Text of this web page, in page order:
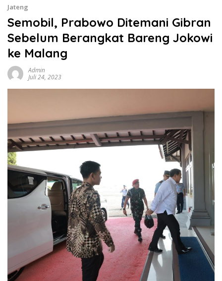
Jateng
Semobil, Prabowo Ditemani Gibran
Sebelum Berangkat Bareng Jokowi
ke Malang
Admin
Juli 24, 2023